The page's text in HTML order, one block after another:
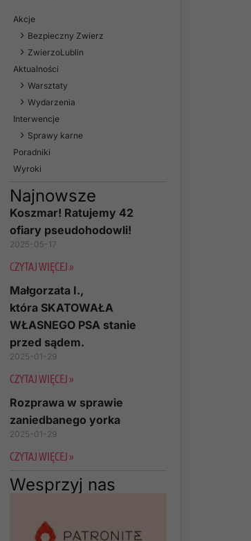
Akcje
Bezpieczny Zwierz
ZwierzoLublin
Aktualności
Warsztaty
Wydarzenia
Interwencje
Sprawy karne
Poradniki
Wyroki
Najnowsze
Koszmar! Ratujemy 42
ofiary pseudohodowli!
2025-05-17
CZYTAJ WIĘCEJ »
Małgorzata I.,
która SKATOWAŁA
WŁASNEGO PSA stanie
przed sądem.
2025-01-29
CZYTAJ WIĘCEJ »
Rozprawa w sprawie
zaniedbanego yorka
2025-01-29
CZYTAJ WIĘCEJ »
Wesprzyj nas